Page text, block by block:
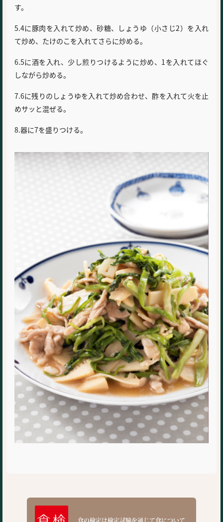
す。
5.4に豚肉を入れて炒め、砂糖、しょうゆ（小さじ2）を入れ
て炒め、たけのこを入れてさらに炒める。
6.5に酒を入れ、少し煎りつけるように炒め、1を入れてほぐ
しながら炒める。
7.6に残りのしょうゆを入れて炒め合わせ、酢を入れて火を止
めサッと混ぜる。
8.器に7を盛りつける。
食の検定は検定試験を通じて食について